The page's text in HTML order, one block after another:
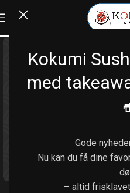
Kokumi
med
Gode
Nu kan du få dine
– altid
Klik for at forstørre